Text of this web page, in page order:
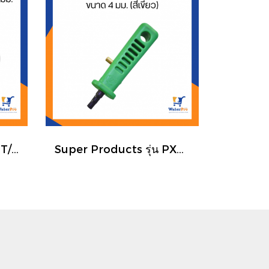
Super products รุ่น MT/PE ท่อไมโครพีอี ขนาด 4/7 มม. ยาว100 เมตร สายไมโคร ท่อไมโคร เหนี่ยว ทน ระบบน้ำ Super Products รุ่น PX4 ตัวเจาะรูท่อพีอี ขนาด 4 มม. (สีเขียว)